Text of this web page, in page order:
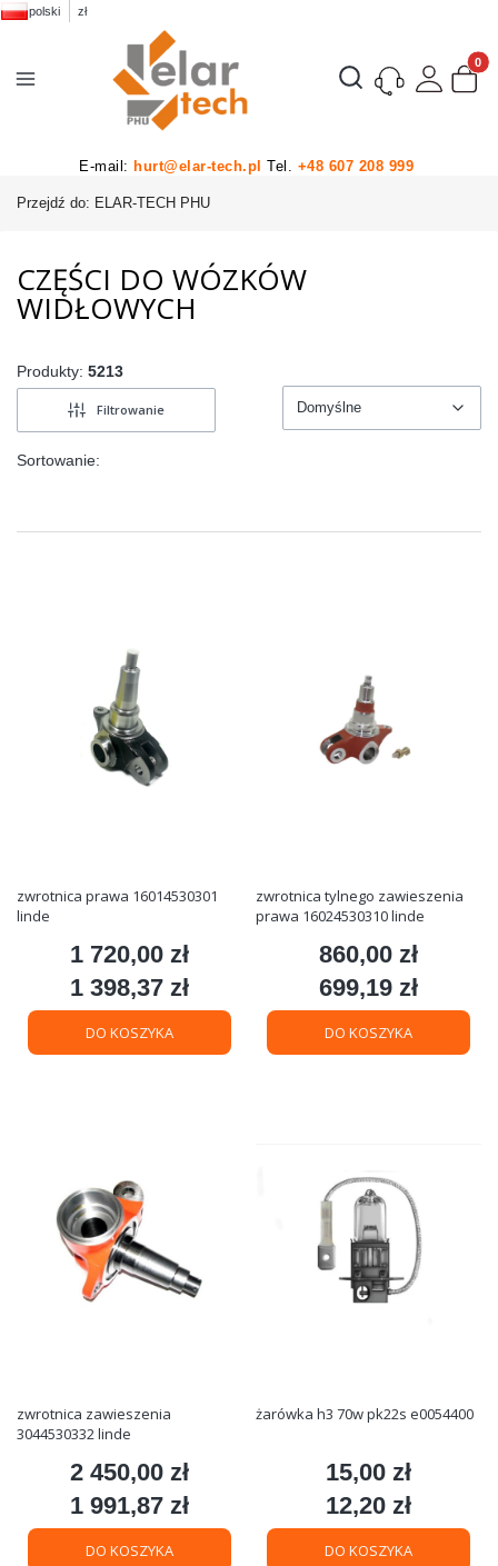
polski zł
Otwórz wyszukiwarkę
E-mail: hurt@elar-tech.pl Tel. +48 607 208 999
Przejdź do: ELAR-TECH PHU
CZĘŚCI DO WÓZKÓW
WIDŁOWYCH
Produkty: 5213
Filtrowanie
Sortowanie:
Domyślne
zwrotnica prawa 16014530301
linde
Cena
1 720,00 zł
Cena
1 398,37 zł
DO KOSZYKA
zwrotnica tylnego zawieszenia
prawa 16024530310 linde
Cena
860,00 zł
Cena
699,19 zł
DO KOSZYKA
zwrotnica zawieszenia
3044530332 linde
Cena
2 450,00 zł
Cena
1 991,87 zł
DO KOSZYKA
żarówka h3 70w pk22s e0054400
Cena
15,00 zł
Cena
12,20 zł
DO KOSZYKA